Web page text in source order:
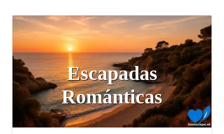
Escapadas
Románticas